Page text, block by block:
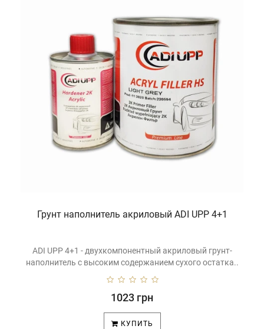
Грунт наполнитель акриловый ADI UPP 4+1
ADI UPP 4+1 - двухкомпонентный акриловый грунт-
наполнитель с высоким содержанием сухого остатка..
1023 грн
КУПИТЬ